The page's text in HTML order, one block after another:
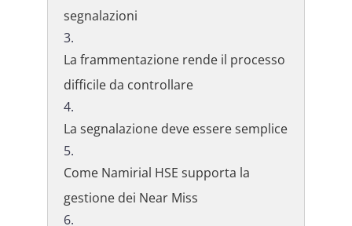
segnalazioni
La frammentazione rende il processo
difficile da controllare
La segnalazione deve essere semplice
Come Namirial HSE supporta la
gestione dei Near Miss